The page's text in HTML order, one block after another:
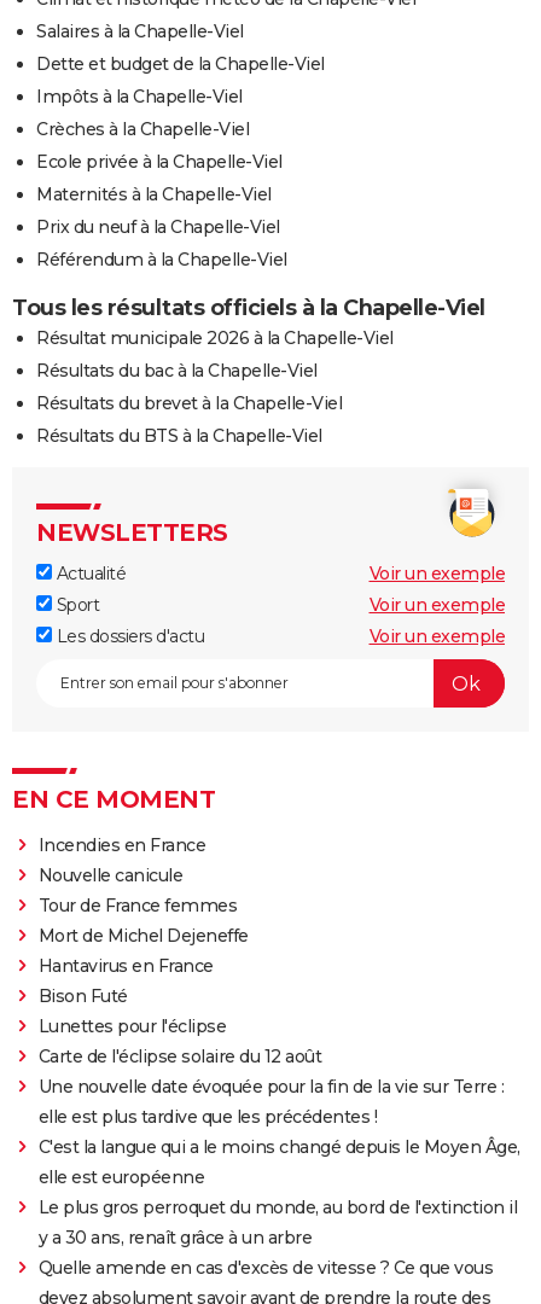
Salaires à la Chapelle-Viel
Dette et budget de la Chapelle-Viel
Impôts à la Chapelle-Viel
Crèches à la Chapelle-Viel
Ecole privée à la Chapelle-Viel
Maternités à la Chapelle-Viel
Prix du neuf à la Chapelle-Viel
Référendum à la Chapelle-Viel
Tous les résultats officiels à la Chapelle-Viel
Résultat municipale 2026 à la Chapelle-Viel
Résultats du bac à la Chapelle-Viel
Résultats du brevet à la Chapelle-Viel
Résultats du BTS à la Chapelle-Viel
NEWSLETTERS
Actualité
Voir un exemple
Sport
Voir un exemple
Les dossiers d'actu
Voir un exemple
EN CE MOMENT
Incendies en France
Nouvelle canicule
Tour de France femmes
Mort de Michel Dejeneffe
Hantavirus en France
Bison Futé
Lunettes pour l'éclipse
Carte de l'éclipse solaire du 12 août
Une nouvelle date évoquée pour la fin de la vie sur Terre :
elle est plus tardive que les précédentes !
C'est la langue qui a le moins changé depuis le Moyen Âge,
elle est européenne
Le plus gros perroquet du monde, au bord de l'extinction il
y a 30 ans, renaît grâce à un arbre
Quelle amende en cas d'excès de vitesse ? Ce que vous
devez absolument savoir avant de prendre la route des